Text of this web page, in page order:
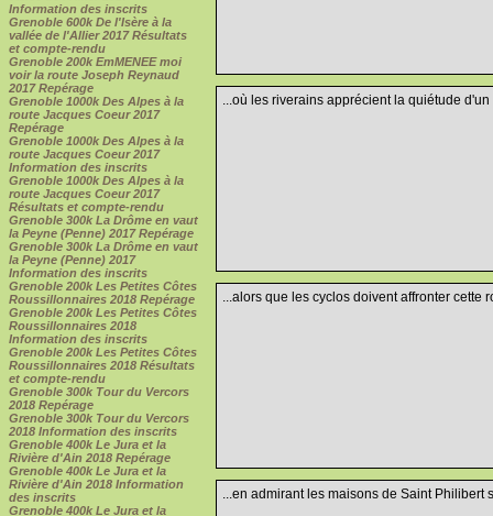
Information des inscrits
Grenoble 600k De l'Isère à la
vallée de l'Allier 2017 Résultats
et compte-rendu
Grenoble 200k EmMENEE moi
voir la route Joseph Reynaud
2017 Repérage
Grenoble 1000k Des Alpes à la
route Jacques Coeur 2017
Repérage
Grenoble 1000k Des Alpes à la
route Jacques Coeur 2017
Information des inscrits
Grenoble 1000k Des Alpes à la
route Jacques Coeur 2017
Résultats et compte-rendu
Grenoble 300k La Drôme en vaut
la Peyne (Penne) 2017 Repérage
Grenoble 300k La Drôme en vaut
la Peyne (Penne) 2017
Information des inscrits
Grenoble 200k Les Petites Côtes
Roussillonnaires 2018 Repérage
Grenoble 200k Les Petites Côtes
Roussillonnaires 2018
Information des inscrits
Grenoble 200k Les Petites Côtes
Roussillonnaires 2018 Résultats
et compte-rendu
Grenoble 300k Tour du Vercors
2018 Repérage
Grenoble 300k Tour du Vercors
2018 Information des inscrits
Grenoble 400k Le Jura et la
Rivière d'Ain 2018 Repérage
Grenoble 400k Le Jura et la
Rivière d'Ain 2018 Information
des inscrits
Grenoble 400k Le Jura et la
...où les riverains apprécient la quiétude d'un
...alors que les cyclos doivent affronter cette
...en admirant les maisons de Saint Philibert